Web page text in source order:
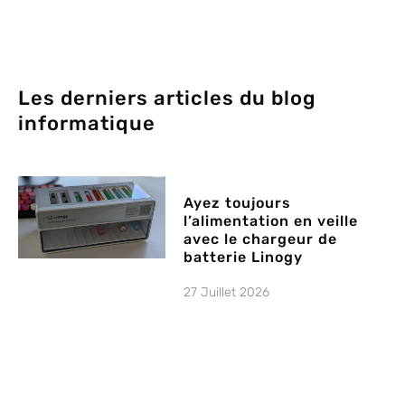
Les derniers articles du blog
informatique
Ayez toujours
l’alimentation en veille
avec le chargeur de
batterie Linogy
27 Juillet 2026